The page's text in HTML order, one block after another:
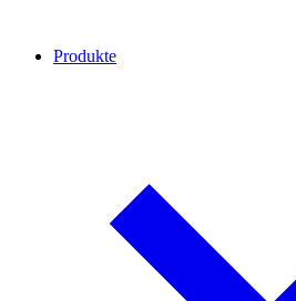
Produkte